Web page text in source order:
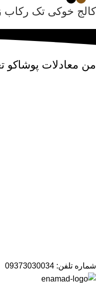
کالج خوکی تک رکاب
من معادلات پوشاکو
شماره تلفن: 09373030034